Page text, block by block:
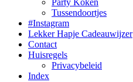
Party Koken
Tussendoortjes
#Instagram
Lekker Hapje Cadeauwijzer
Contact
Huisregels
Privacybeleid
Index